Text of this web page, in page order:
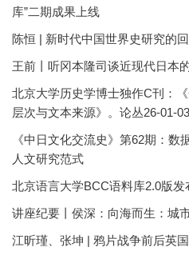
库”二期成果上线
陈恒 | 新时代中国世界史研究的
王前丨听冈本隆司谈近现代日本
北京大学历史学博士独作C刊：
层次与文本来源》。论丛26-01-03
《中日文化交流史》第62期：
人文研究范式
北京语言大学BCC语料库2.0版发
讲座纪要丨侯深：向海而生：城
江昕瑾、张坤 | 鸦片战争前后英